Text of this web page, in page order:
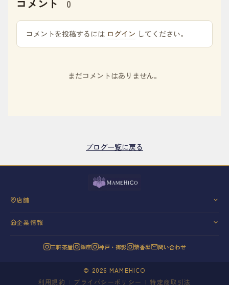
コメント 0
コメントを投稿するには ログイン してください。
まだコメントはありません。
ブログ一覧に戻る
店舗
神戸・御影
企業情報
代表挨拶
20年の歩み
三軒茶屋 銀座 神戸・御影 紫香邸 問い合わせ
© 2026 MAMEHICO
利用規約
プライバシーポリシー 特定商取引法